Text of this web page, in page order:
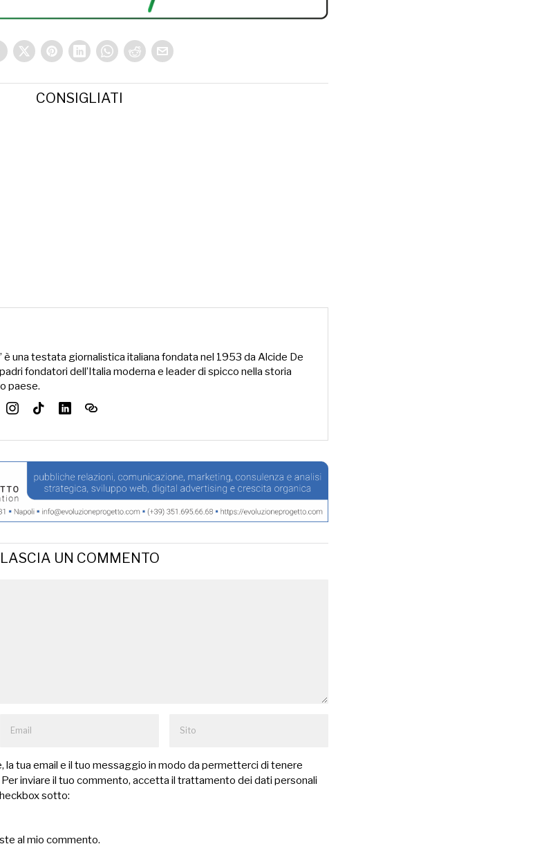
CONSIGLIATI
è una testata giornalistica italiana fondata nel 1953 da Alcide De
fondatori dell’Italia moderna e leader di spicco nella storia
paese.
LASCIA UN COMMENTO
la tua email e il tuo messaggio in modo da permetterci di tenere
inviare il tuo commento, accetta il trattamento dei dati personali
sotto:
al mio commento.